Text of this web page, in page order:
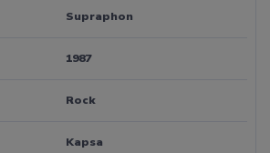
Supraphon
1987
Rock
Kapsa